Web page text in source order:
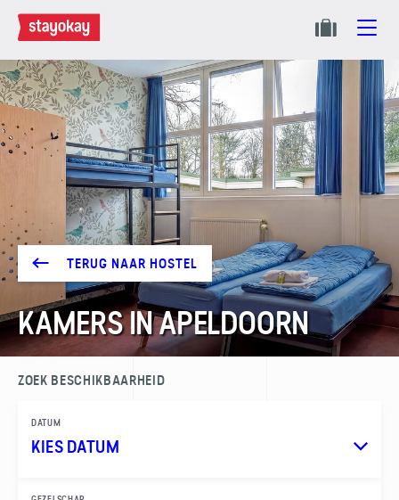
TERUG NAAR HOSTEL
KAMERS IN APELDOORN
ZOEK BESCHIKBAARHEID
DATUM
KIES DATUM